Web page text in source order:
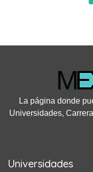
La página donde
Universidades,
Universidades